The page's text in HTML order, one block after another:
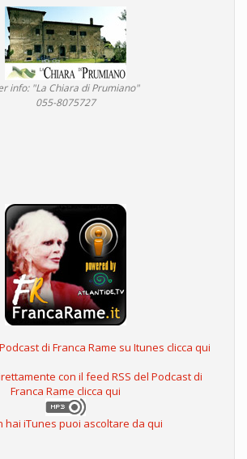
info: "La Chiara di Prumiano"
055-8075727
di Franca Rame su Itunes clicca qui
con il feed RSS del Podcast di
Franca Rame clicca qui
hai iTunes puoi ascoltare da qui